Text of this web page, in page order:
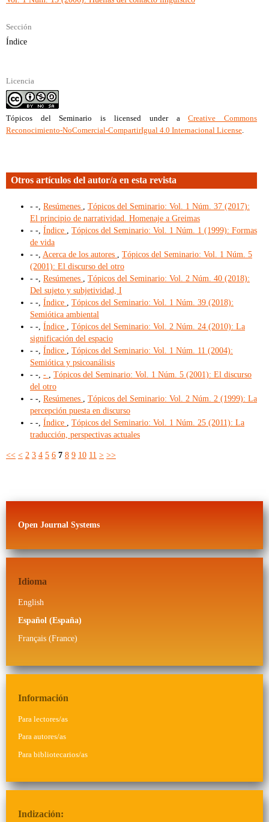
Sección
Índice
Licencia
Tópicos del Seminario is licensed under aCreative Commons
Reconocimiento-NoComercial-CompartirIgual 4.0 Internacional License.
Otros artículos del autor/a en esta revista
- -, Resúmenes
Tópicos del Seminario: Vol. 1 Núm. 37 (2017):
El principio de narratividad. Homenaje a Greimas
- -, Índice
Tópicos del Seminario: Vol. 1 Núm. 1 (1999): Formas
de vida
- -, Acerca de los autores
Tópicos del Seminario: Vol. 1 Núm. 5
(2001): El discurso del otro
- -, Resúmenes
Tópicos del Seminario: Vol. 2 Núm. 40 (2018):
Del sujeto y subjetividad, I
- -, Índice
Tópicos del Seminario: Vol. 1 Núm. 39 (2018):
Semiótica ambiental
- -, Índice
Tópicos del Seminario: Vol. 2 Núm. 24 (2010): La
significación del espacio
- -, Índice
Tópicos del Seminario: Vol. 1 Núm. 11 (2004):
Semiótica y psicoanálisis
- -, -
Tópicos del Seminario: Vol. 1 Núm. 5 (2001): El discurso
del otro
- -, Resúmenes
Tópicos del Seminario: Vol. 2 Núm. 2 (1999): La
percepción puesta en discurso
- -, Índice
Tópicos del Seminario: Vol. 1 Núm. 25 (2011): La
traducción, perspectivas actuales
<< < 2 3 4 5 6 7 8 9 10 11 > >>
Open Journal Systems
Idioma
English
Español (España)
Français (France)
Información
Para lectores/as
Para autores/as
Para bibliotecarios/as
Indización: